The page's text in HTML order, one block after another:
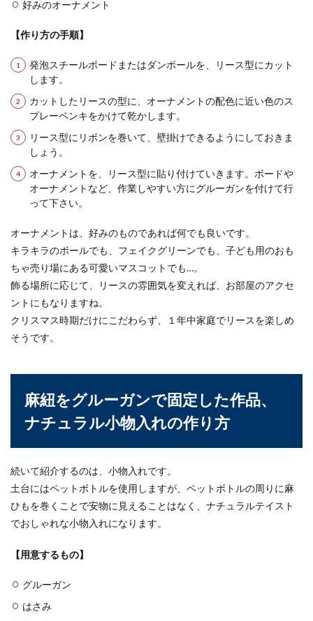
樹脂粘土を使ったフィギュアの作り方
とコツを解説します
からないでし...
野球グッズの飾り方は工夫次第！おす
すめアイデアをご紹介
野球グッズの飾り方について、日々奮闘している
ファンの方もいるのではないでしょうか。しか
鉛筆で描かれた見事なデッサンを見ると、自分も
描いてみたいと思いますね。デッサンを始めたば
水槽のエアーポンプが不調！メンテナ
ンス方法と寿命について
好みのオーナメント
【作り方の手順】
発泡スチールボードまたはダンボールを、リース型にカット
します。
カットしたリースの型に、オーナメントの配色に近い色のス
プレーペンキをかけて乾かします。
リース型にリボンを巻いて、壁掛けできるようにしておきま
しょう。
オーナメントを、リース型に貼り付けていきます。ボードや
オーナメントなど、作業しやすい方にグルーガンを付けて行
って下さい。
オーナメントは、好みのものであれば何でも良いです。
キラキラのボールでも、フェイクグリーンでも、子ども用のおも
ちゃ売り場にある可愛いマスコットでも…。
飾る場所に応じて、リースの雰囲気を変えれば、お部屋のアクセ
ントにもなりますね。
クリスマス時期だけにこだわらず、１年中家庭でリースを楽しめ
そうです。
麻紐をグルーガンで固定した作品、
ナチュラル小物入れの作り方
続いて紹介するのは、小物入れです。
土台にはペットボトルを使用しますが、ペットボトルの周りに麻
ひもを巻くことで安物に見えることはなく、ナチュラルテイスト
でおしゃれな小物入れになります。
【用意するもの】
グルーガン
はさみ